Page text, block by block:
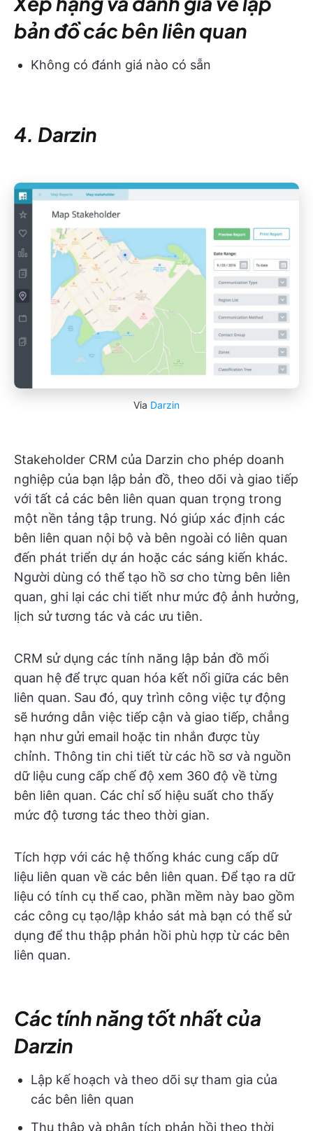
bản đồ các bên liên quan
Không có đánh giá nào có sẵn
4. Darzin
Via Darzin
Stakeholder CRM của Darzin cho phép doanh
nghiệp của bạn lập bản đồ, theo dõi và giao tiếp
với tất cả các bên liên quan quan trọng trong
một nền tảng tập trung. Nó giúp xác định các
bên liên quan nội bộ và bên ngoài có liên quan
đến phát triển dự án hoặc các sáng kiến khác.
Người dùng có thể tạo hồ sơ cho từng bên liên
quan, ghi lại các chi tiết như mức độ ảnh hưởng,
lịch sử tương tác và các ưu tiên.
CRM sử dụng các tính năng lập bản đồ mối
quan hệ để trực quan hóa kết nối giữa các bên
liên quan. Sau đó, quy trình công việc tự động
sẽ hướng dẫn việc tiếp cận và giao tiếp, chẳng
hạn như gửi email hoặc tin nhắn được tùy
chỉnh. Thông tin chi tiết từ các hồ sơ và nguồn
dữ liệu cung cấp chế độ xem 360 độ về từng
bên liên quan. Các chỉ số hiệu suất cho thấy
mức độ tương tác theo thời gian.
Tích hợp với các hệ thống khác cung cấp dữ
liệu liên quan về các bên liên quan. Để tạo ra dữ
liệu có tính cụ thể cao, phần mềm này bao gồm
các công cụ tạo/lập khảo sát mà bạn có thể sử
dụng để thu thập phản hồi phù hợp từ các bên
liên quan.
Các tính năng tốt nhất của
Darzin
Lập kế hoạch và theo dõi sự tham gia của
các bên liên quan
Thu thập và phân tích phản hồi theo thời